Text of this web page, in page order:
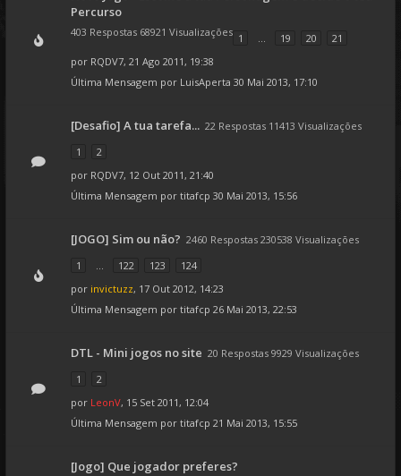
Percurso
403 Respostas 68921 Visualizações 1 ... 19 20
21
por RQDV7, 21 Ago 2011, 19:38
Última Mensagem por LuisAperta 30 Mai 2013, 17:10
[Desafio] A tua tarefa... 22 Respostas 11413 Visualizações
1
2
por RQDV7, 12 Out 2011, 21:40
Última Mensagem por titafcp 30 Mai 2013, 15:56
[JOGO] Sim ou não? 2460 Respostas 230538 Visualizações
1
... 122 123
124
por invictuzz, 17 Out 2012, 14:23
Última Mensagem por titafcp 26 Mai 2013, 22:53
DTL - Mini jogos no site 20 Respostas 9929 Visualizações
1
2
por LeonV, 15 Set 2011, 12:04
Última Mensagem por titafcp 21 Mai 2013, 15:55
[Jogo] Que jogador preferes?